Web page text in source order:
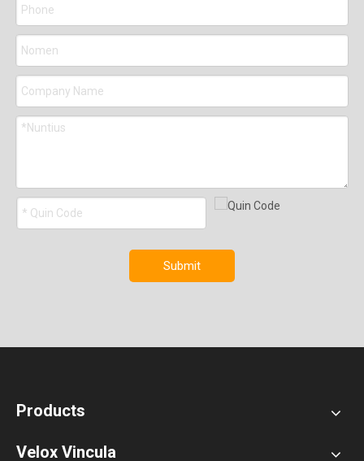
Submit
Products
Velox Vincula